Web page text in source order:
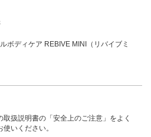
ボディケア REBIVE MINI（リバイブミ
扱説明書の「安全上のご注意」をよく
いください。